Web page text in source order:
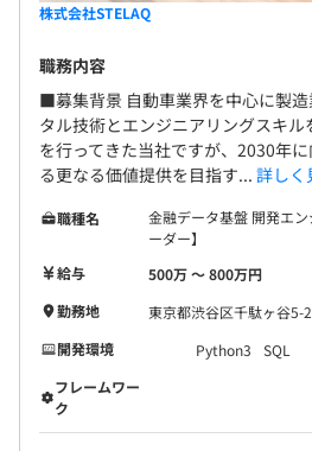
株式会社STELAQ
職務内容
■募集背景 自動車業界を中心に製
タル技術とエンジニアリングスキ
を行ってきた当社ですが、2030年
る更なる価値提供を目指す... 詳しく
職種名
金融データ基盤 開発エ
ーダー】
給与
500万 〜 800万円
勤務地
東京都渋谷区千駄ヶ谷5-
開発環境
Python3
SQL
フレームワー
ク